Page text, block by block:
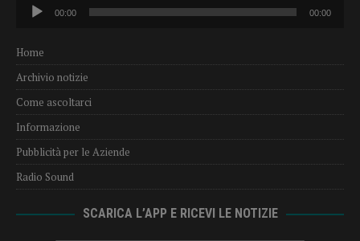
Audio
Player
00:00 00:00
Home
Archivio notizie
Come ascoltarci
Informazione
Pubblicità per le Aziende
Radio Sound
SCARICA L’APP E RICEVI LE NOTIZIE